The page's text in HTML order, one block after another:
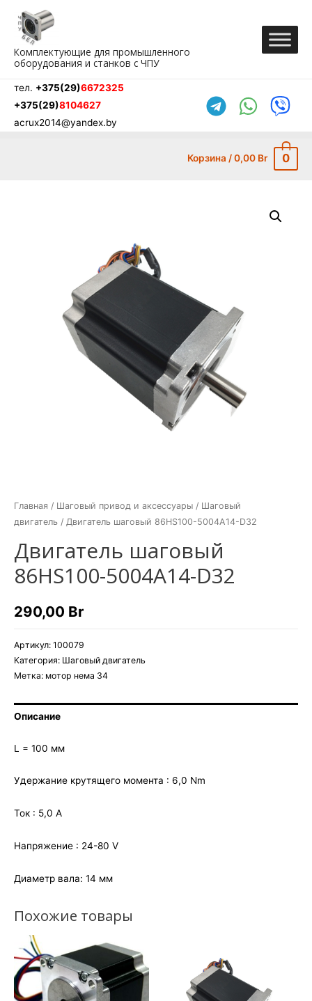
содержимому
Комплектующие для промышленного
оборудования и станков с ЧПУ
тел. +375(29)6672325
+375(29)8104627
acrux2014@yandex.by
Корзина /0,00 Br 0
Главная / Шаговый привод и аксессуары / Шаговый
двигатель / Двигатель шаговый 86HS100-5004A14-D32
Двигатель шаговый
86HS100-5004A14-D32
290,00 Br
Артикул: 100079
Категория: Шаговый двигатель
Метка: мотор нема 34
Описание
L = 100 мм
Удержание крутящего момента : 6,0 Nm
Ток : 5,0 А
Напряжение : 24-80 V
Диаметр вала: 14 мм
Похожие товары